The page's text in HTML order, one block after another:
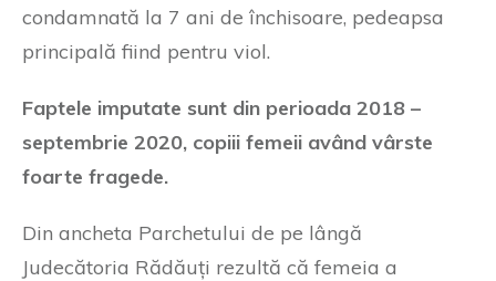
condamnată la 7 ani de închisoare, pedeapsa
principală fiind pentru viol.
Faptele imputate sunt din perioada 2018 –
septembrie 2020, copiii femeii având vârste
foarte fragede.
Din ancheta Parchetului de pe lângă
Judecătoria Rădăuți rezultă că femeia a